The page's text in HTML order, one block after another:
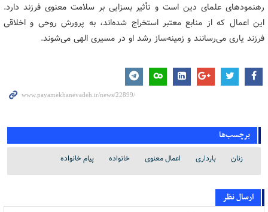
رهنمودهای علمای دین است و تأثیر بسزایی بر سلامت معنوی فرزند دارد.
این اعمال که از منابع معتبر استخراج شده‌اند، به پرورش روحی و اخلاقی
فرزند یاری می‌رسانند و زمینه‌ساز رشد او در مسیری الهی می‌شوند.
برچسب‌ها
زنان بارداری اعمال معنوی خانواده پیام خانواده
ارسال نظر